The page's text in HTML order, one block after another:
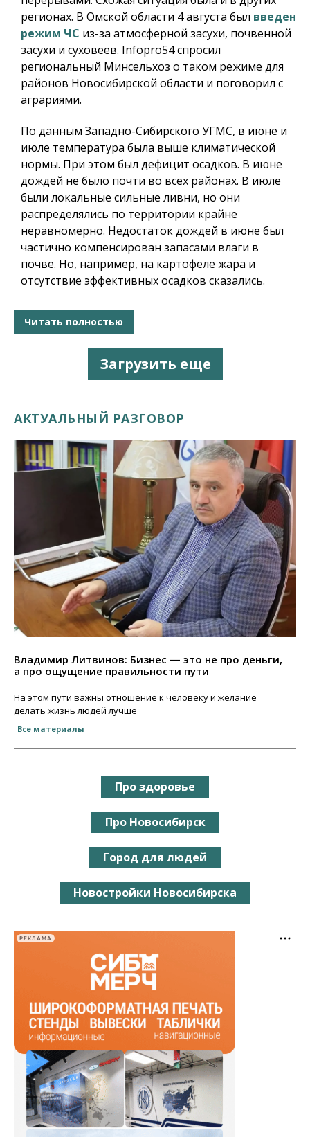
регионах. В Омской области 4 августа был введен
режим ЧС из-за атмосферной засухи, почвенной
засухи и суховеев. Infopro54спросил
региональный Минсельхоз о таком режиме для
районов Новосибирской области и поговорил с
аграриями.
По данным Западно-Сибирского УГМС, в июне и
июле температура была выше климатической
нормы. При этом был дефицит осадков. В июне
дождей не было почти во всех районах. В июле
были локальные сильные ливни, но они
распределялись по территории крайне
неравномерно. Недостаток дождей в июне был
частично компенсирован запасами влаги в
почве. Но, например, на картофеле жара и
отсутствие эффективных осадков сказались.
Читать полностью
Загрузить еще
АКТУАЛЬНЫЙ РАЗГОВОР
Владимир Литвинов: Бизнес — это не про деньги,
а про ощущение правильности пути
На этом пути важны отношение к человеку и желание
делать жизнь людей лучше
Все материалы
Про здоровье
Про Новосибирск
Город для людей
Новостройки Новосибирска
РЕКЛАМА